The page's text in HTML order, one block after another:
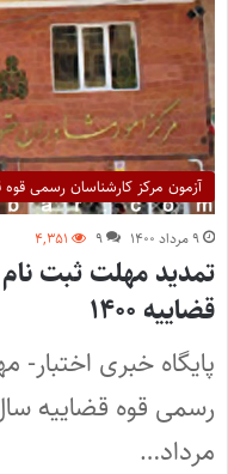
آزمون مرکز کارشناسان رسمی قوه
۹ مرداد ۱۴۰۰ ۹ ۴,۳۵۱
تمدید مهلت ثبت
قضاییه ۱۴۰۰
پایگاه خبری
مرداد…